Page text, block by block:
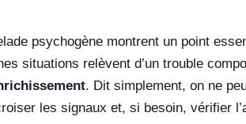
psychogène montrent un point
situations relèvent d’un trouble
. Dit simplement, on ne
les signaux et, si besoin, vérifier